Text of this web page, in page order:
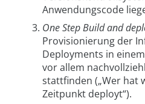
Anwendungscode
One Step Build and
Provisionierung der
Deployments in
vor allem
stattfinden („Wer hat
Zeitpunkt deployt“).